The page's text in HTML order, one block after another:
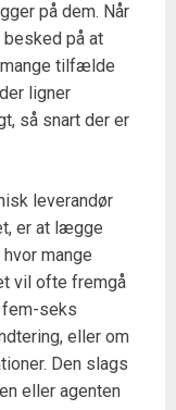
på dem. Når
på at
mange tilfælde
ligner
så snart der er
leverandør
er at lægge
mange
vil ofte fremgå
fem-seks
eller om
Den slags
eller agenten